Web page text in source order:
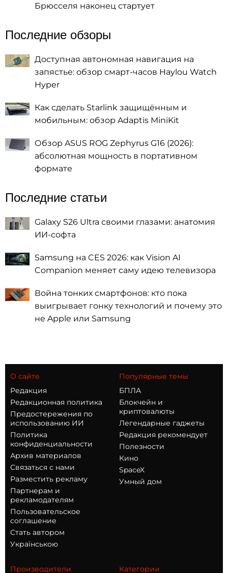
Брюсселя наконец стартует
Последние обзоры
Доступная автономная навигация на
запястье: обзор смарт-часов Haylou Watch
Hyper
Как сделать Starlink защищённым и
мобильным: обзор Adaptis MiniKit
Обзор ASUS ROG Zephyrus G16 (2026):
абсолютная мощность в портативном
формате
Последние статьи
Galaxy S26 Ultra своими глазами: анатомия
ИИ-софта
Samsung на CES 2026: как Vision AI
Companion меняет саму идею телевизора
Война тонких смартфонов: кто пока
выигрывает гонку технологий и почему это
не Apple или Samsung
О сайте
Редакция
Редакционная политика
Предостережения по
использованию ИИ
Политика
конфиденциальности
Архив материалов
Связаться с нами
Разместить рекламу
Партнерам и
рекламодателям
Пользовательское
соглашение
Стать автором
Українською
Популярные темы
БПЛА
Блокчейн и
криптовалюты
Легендарные гаджеты
Редакция рекомендует
Полезности
Кино
SpaceX
Умный дом
Производители Категории